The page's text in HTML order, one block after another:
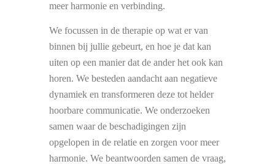
meer harmonie en verbinding.
We focussen in de therapie op wat er van
binnen bij jullie gebeurt, en hoe je dat kan
uiten op een manier dat de ander het ook kan
horen. We besteden aandacht aan negatieve
dynamiek en transformeren deze tot helder
hoorbare communicatie. We onderzoeken
samen waar de beschadigingen zijn
opgelopen in de relatie en zorgen voor meer
harmonie. We beantwoorden samen de vraag,